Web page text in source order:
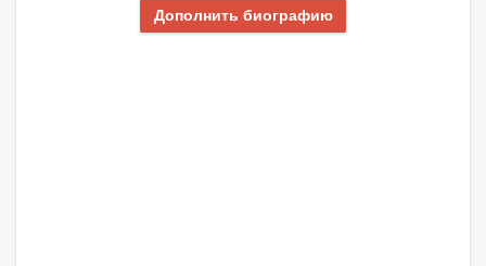
Дополнить биографию